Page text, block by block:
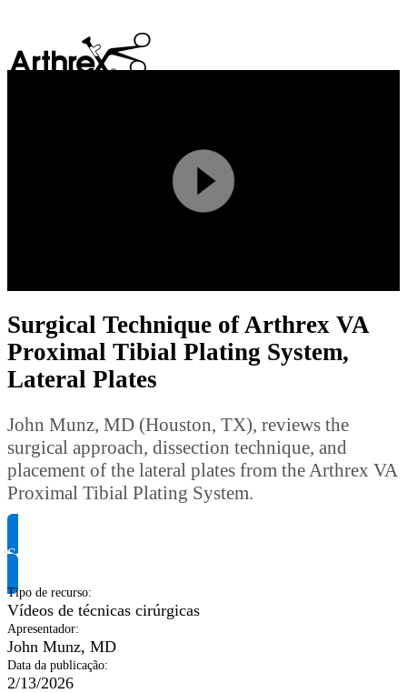
Play
Video
Surgical Technique of Arthrex VA
Proximal Tibial Plating System,
Lateral Plates
John Munz, MD (Houston, TX), reviews the
surgical approach, dissection technique, and
placement of the lateral plates from the Arthrex VA
Proximal Tibial Plating System.
Solicite informação do produto
Tipo de recurso:
Vídeos de técnicas cirúrgicas
Apresentador:
John Munz, MD
Data da publicação:
2/13/2026